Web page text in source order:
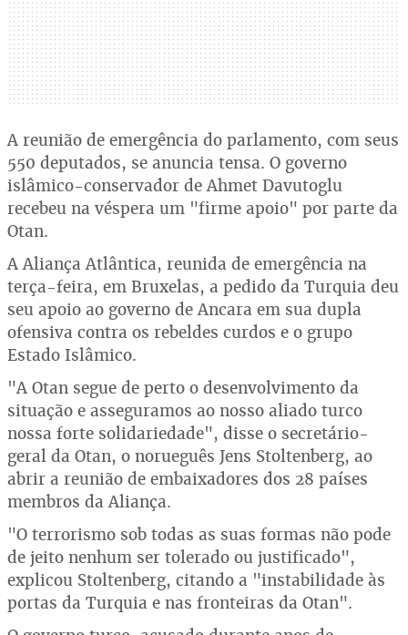
A reunião de emergência do parlamento, com seus
550 deputados, se anuncia tensa. O governo
islâmico-conservador de Ahmet Davutoglu
recebeu na véspera um "firme apoio" por parte da
Otan.
A Aliança Atlântica, reunida de emergência na
terça-feira, em Bruxelas, a pedido da Turquia deu
seu apoio ao governo de Ancara em sua dupla
ofensiva contra os rebeldes curdos e o grupo
Estado Islâmico.
"A Otan segue de perto o desenvolvimento da
situação e asseguramos ao nosso aliado turco
nossa forte solidariedade", disse o secretário-
geral da Otan, o norueguês Jens Stoltenberg, ao
abrir a reunião de embaixadores dos 28 países
membros da Aliança.
"O terrorismo sob todas as suas formas não pode
de jeito nenhum ser tolerado ou justificado",
explicou Stoltenberg, citando a "instabilidade às
portas da Turquia e nas fronteiras da Otan".